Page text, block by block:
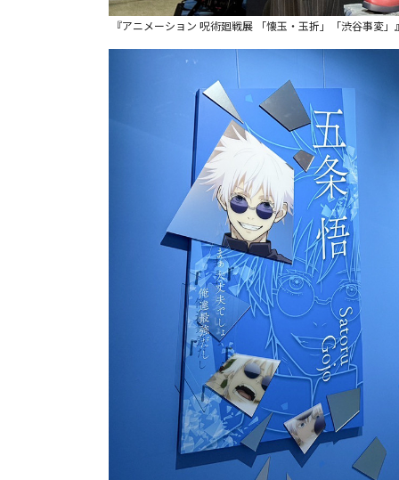
『アニメーション 呪術廻戦展 「懐玉・玉折」「渋谷事変